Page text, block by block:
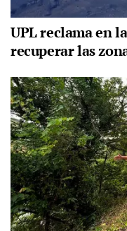
UPL reclama en
recuperar las